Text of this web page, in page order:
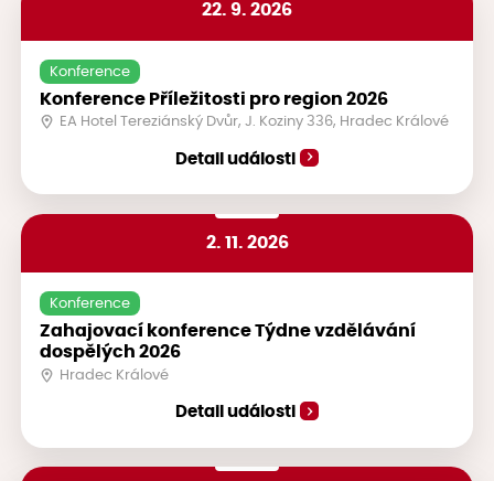
22. 9. 2026
Konference
Konference Příležitosti pro region 2026
EA Hotel Tereziánský Dvůr, J. Koziny 336, Hradec Králové
Detail události
2. 11. 2026
Konference
Zahajovací konference Týdne vzdělávání
dospělých 2026
Hradec Králové
Detail události